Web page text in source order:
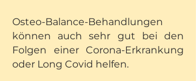
Osteo-Balance-Behandlungen
können auch sehr gut bei den
Folgen einer Corona-Erkrankung
oder Long Covid helfen.